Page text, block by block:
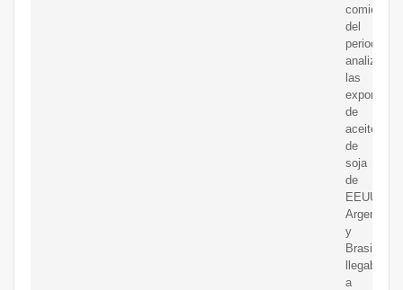
comienzos
del
periodo
analizado
las
de
aceite
de
soja
de
EEUU,
Argentina
y
Brasil
llegaba
a